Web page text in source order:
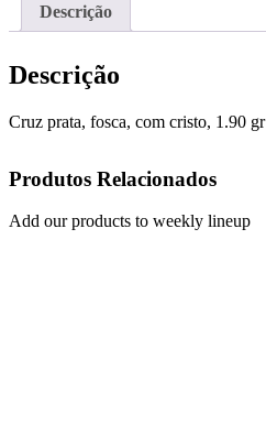
Descrição
Descrição
Cruz prata, fosca, com cristo, 1.90 gr
Produtos Relacionados
Add our products to weekly lineup